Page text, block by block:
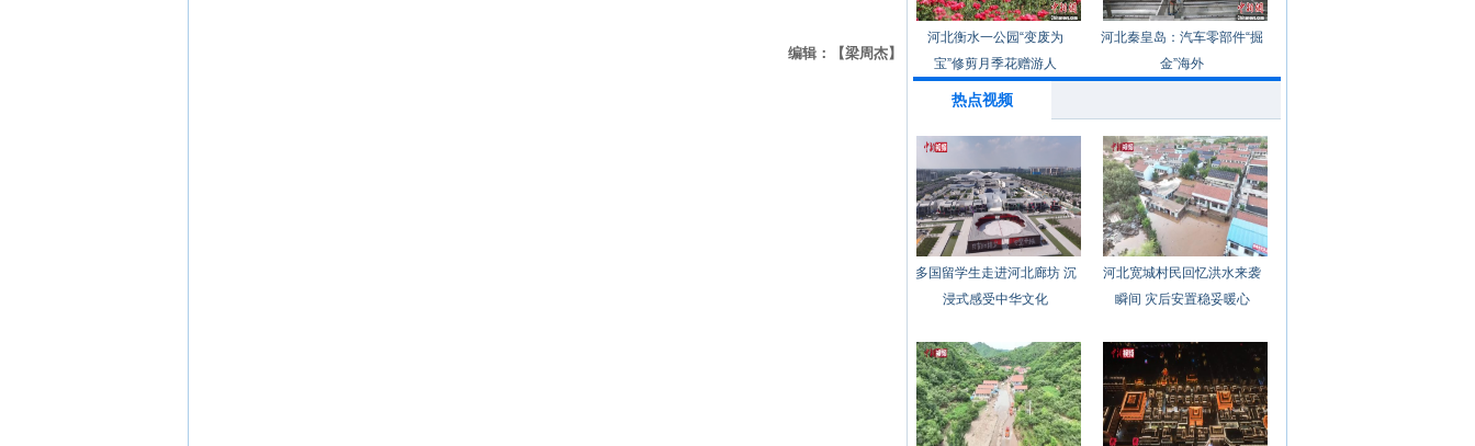
编辑：【梁周杰】
河北衡水一公园“变废为
宝”修剪月季花赠游人
河北秦皇岛：汽车零部件“掘
金”海外
热点视频
多国留学生走进河北廊坊 沉
浸式感受中华文化
河北宽城村民回忆洪水来袭
瞬间 灾后安置稳妥暖心